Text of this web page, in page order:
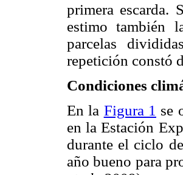
primera escarda.
estimo también
parcelas
repetición constó
Condiciones
En la Figura 1 se
en la Estación
durante el ciclo
año bueno para